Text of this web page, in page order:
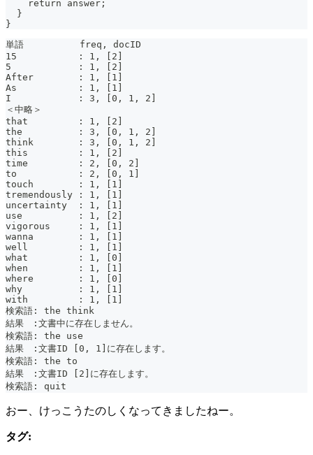
    return answer;
  }
}
単語          freq, docID
15           : 1, [2]
5            : 1, [2]
After        : 1, [1]
As           : 1, [1]
I            : 3, [0, 1, 2]
＜中略＞
that         : 1, [2]
the          : 3, [0, 1, 2]
think        : 3, [0, 1, 2]
this         : 1, [2]
time         : 2, [0, 2]
to           : 2, [0, 1]
touch        : 1, [1]
tremendously : 1, [1]
uncertainty  : 1, [1]
use          : 1, [2]
vigorous     : 1, [1]
wanna        : 1, [1]
well         : 1, [1]
what         : 1, [0]
when         : 1, [1]
where        : 1, [0]
why          : 1, [1]
with         : 1, [1]
検索語: the think
結果　:文書中に存在しません。
検索語: the use
結果　:文書ID [0, 1]に存在します。
検索語: the to
結果　:文書ID [2]に存在します。
検索語: quit
おー、けっこうたのしくなってきましたねー。
タグ: